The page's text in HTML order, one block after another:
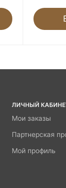
ЛИЧНЫЙ
Мои заказы
Партнерская
Мой профиль